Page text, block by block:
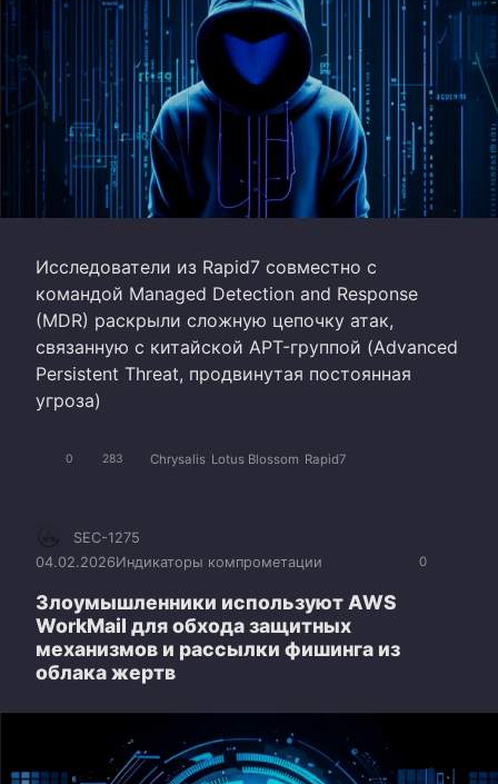
Исследователи из Rapid7 совместно с
командой Managed Detection and Response
(MDR) раскрыли сложную цепочку атак,
связанную с китайской APT-группой (Advanced
Persistent Threat, продвинутая постоянная
угроза)
0 283 Chrysalis Lotus Blossom Rapid7
0
SEC-1275
04.02.2026Индикаторы компрометации
Злоумышленники используют AWS
WorkMail для обхода защитных
механизмов и рассылки фишинга из
облака жертв